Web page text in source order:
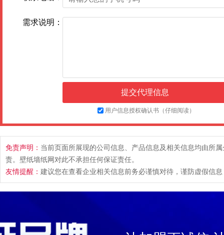
需求说明：
用户信息授权确认书（仔细阅读）
免责声明： 当前页面所展现的公司信息、产品信息及相关信息均由所
责。壁纸墙纸网对此不承担任何保证责任。
友情提醒： 建议您在查看企业相关信息前务必谨慎对待，谨防虚假信